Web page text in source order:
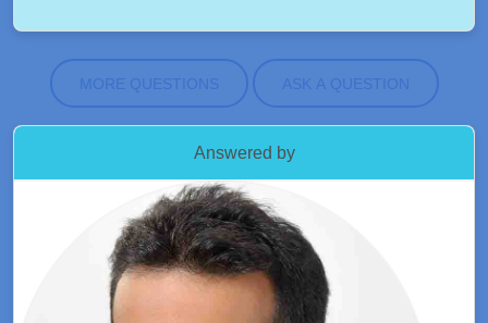
MORE QUESTIONS ASK A QUESTION
Answered by